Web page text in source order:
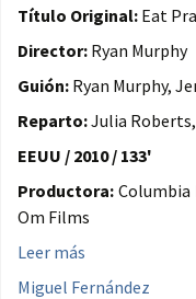
Título Original: Eat
Director: Ryan Murphy
Guión: Ryan Murphy,
Reparto:Julia
EEUU / 2010 / 133'
Productora:
Om Films
Leer más
Miguel Fernández